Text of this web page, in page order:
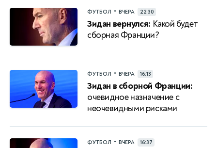
ФУТБОЛ • ВЧЕРА 22:30
Зидан вернулся: Какой будет
сборная Франции?
ФУТБОЛ • ВЧЕРА 16:13
Зидан в сборной Франции:
очевидное назначение с
неочевидными рисками
ФУТБОЛ • ВЧЕРА 16:37